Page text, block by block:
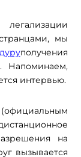
мы
получения
Напоминаем,
интервью.
на
вызывается